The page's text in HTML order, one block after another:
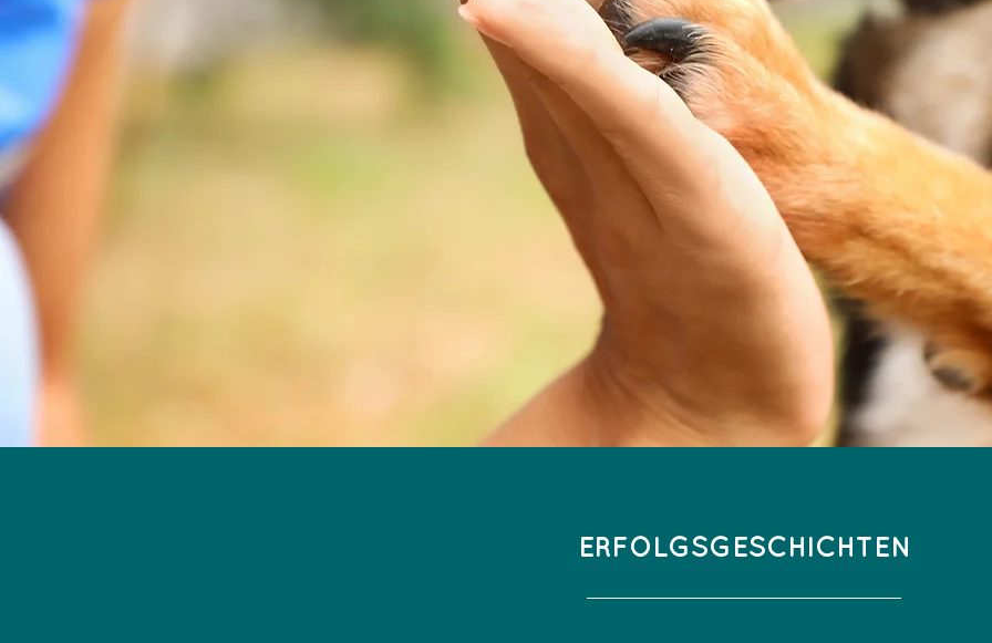
ERFOLGSGESCHICHTEN